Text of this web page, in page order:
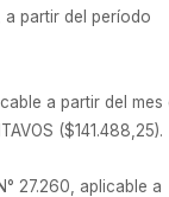
a partir del período
a partir del mes
($141.488,25).
27.260, aplicable a